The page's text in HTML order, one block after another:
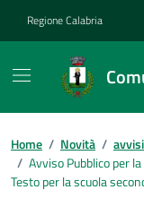
Regione Calabria
Home / Novità / avvisi
/ Avviso Pubblico per
Testo per la scuola